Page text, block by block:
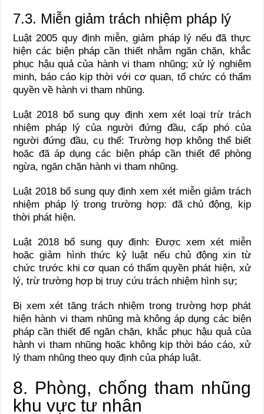
7.3. Miễn giảm trách nhiệm pháp lý
Luật 2005 quy định miễn, giảm pháp lý nếu đã thực
hiện các biện pháp cần thiết nhằm ngăn chặn, khắc
phục hậu quả của hành vi tham nhũng; xử lý nghiêm
minh, báo cáo kịp thời với cơ quan, tổ chức có thẩm
quyền về hành vi tham nhũng.
Luật 2018 bổ sung quy định xem xét loại trừ trách
nhiệm pháp lý của người đứng đầu, cấp phó của
người đứng đầu, cụ thể: Trường hợp không thể biết
hoặc đã áp dụng các biện pháp cần thiết để phòng
ngừa, ngăn chặn hành vi tham nhũng.
Luật 2018 bổ sung quy định xem xét miễn giảm trách
nhiệm pháp lý trong trường hợp: đã chủ động, kịp
thời phát hiện.
Luật 2018 bổ sung quy định: Được xem xét miễn
hoặc giảm hình thức kỷ luật nếu chủ động xin từ
chức trước khi cơ quan có thẩm quyền phát hiện, xử
lý, trừ trường hợp bị truy cứu trách nhiệm hình sự;
Bị xem xét tăng trách nhiệm trong trường hợp phát
hiện hành vi tham nhũng mà không áp dụng các biện
pháp cần thiết để ngăn chặn, khắc phục hậu quả của
hành vi tham nhũng hoặc không kịp thời báo cáo, xử
lý tham nhũng theo quy định của pháp luật.
8. Phòng, chống tham nhũng
khu vực tư nhân